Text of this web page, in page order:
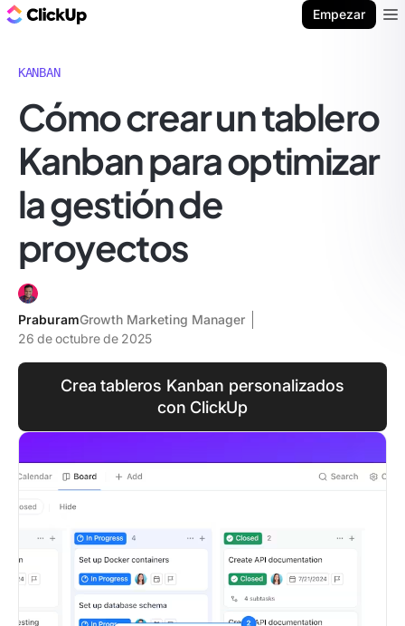
Empezar
KANBAN
Cómo crear un tablero
Kanban para optimizar
la gestión de
proyectos
PraburamGrowth Marketing Manager
26 de octubre de 2025
Crea tableros Kanban personalizados
con ClickUp